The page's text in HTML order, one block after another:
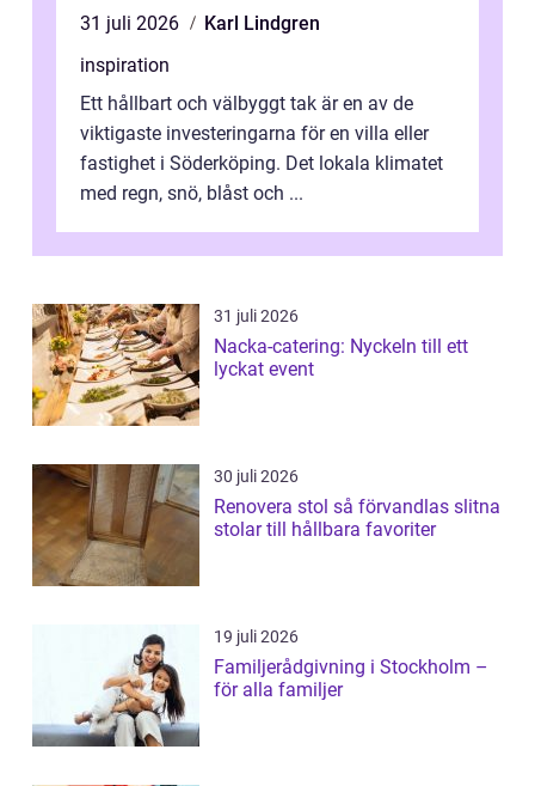
31 juli 2026
Karl Lindgren
inspiration
Ett hållbart och välbyggt tak är en av de
viktigaste investeringarna för en villa eller
fastighet i Söderköping. Det lokala klimatet
med regn, snö, blåst och ...
31 juli 2026
Nacka-catering: Nyckeln till ett
lyckat event
30 juli 2026
Renovera stol så förvandlas slitna
stolar till hållbara favoriter
19 juli 2026
Familjerådgivning i Stockholm –
för alla familjer